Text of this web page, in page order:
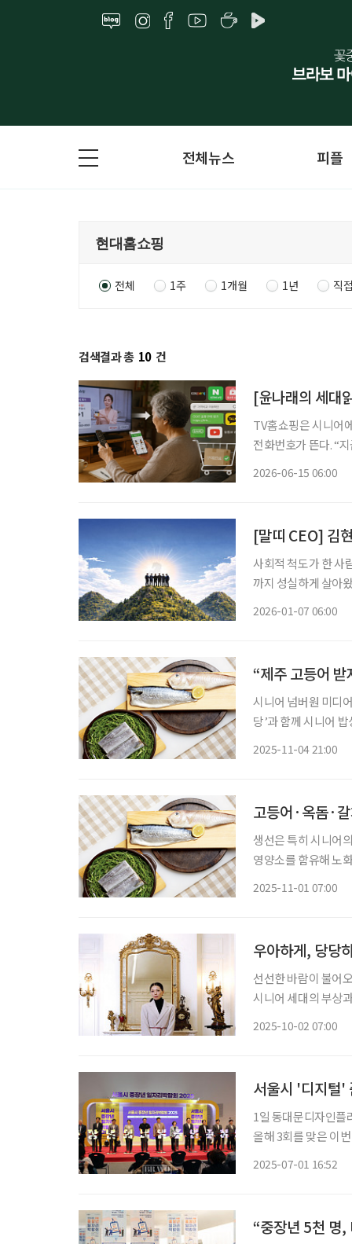
전체뉴스 피플
전체 1주 1개월 1년 직
검색결과 총 10 건
[윤나래의 세대
TV홈쇼핑은 시니어
전화번호가 뜬다. “
2026-06-15 06:00
[말띠 CEO] 김
사회적 척도가 한 사
까지 성실하게 살아
2026-01-07 06:00
“제주 고등어
시니어 넘버원 미디
당’과 함께 시니어
2025-11-04 21:00
고등어·옥돔·
생선은 특히 시니어
영양소를 함유해 노
2025-11-01 07:00
우아하게, 당당
선선한 바람이 불어
시니어 세대의 부상
2025-10-02 07:00
서울시 '디지털'
1일 동대문디자인
올해 3회를 맞은 이
2025-07-01 16:52
“중장년 5천 명,